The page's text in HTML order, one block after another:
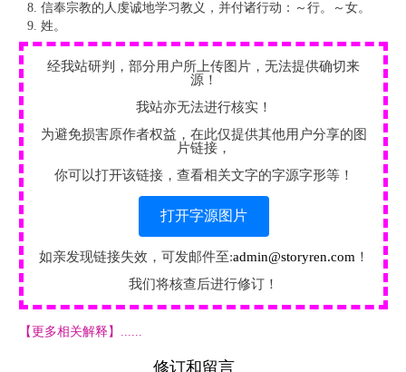
信奉宗教的人虔诚地学习教义，并付诸行动：～行。～女。
姓。
经我站研判，部分用户所上传图片，无法提供确切来
源！
我站亦无法进行核实！
为避免损害原作者权益，在此仅提供其他用户分享的图
片链接，
你可以打开该链接，查看相关文字的字源字形等！
打开字源图片
如亲发现链接失效，可发邮件至:admin@storyren.com ！
我们将核查后进行修订！
【更多相关解释】......